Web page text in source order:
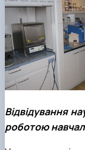
Відвідування
роботою